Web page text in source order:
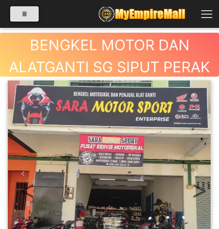
BENGKEL MOTOR DAN
ALATGANTI SG SIPUT PERAK
Previous Next
SELECT CATEGORY
PRODUK(0)
BABIES(0)
KESIHATAN(80)
PERNIAGAAN
RUNCIT(1)